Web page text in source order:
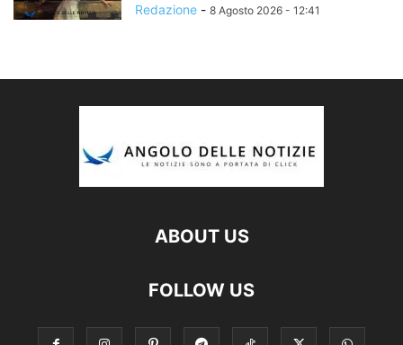
Redazione - 8 Agosto 2026 - 12:41
ABOUT US
FOLLOW US